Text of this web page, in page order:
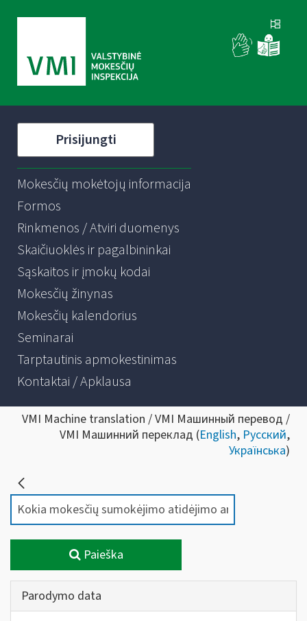
Prisijungti
Mokesčių mokėtojų informacija
Formos
Rinkmenos / Atviri duomenys
Skaičiuoklės ir pagalbininkai
Sąskaitos ir įmokų kodai
Mokesčių žinynas
Mokesčių kalendorius
Seminarai
Tarptautinis apmokestinimas
Kontaktai / Apklausa
VMI Machine translation / VMI Машинный перевод /
VMI Машинний переклад (English, Русский,
Українська)
Paieška
Parodymo data